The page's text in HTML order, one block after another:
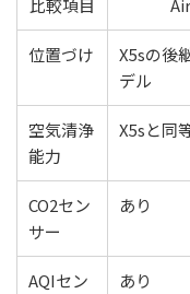
比較項目
位置づけ
X5sの後
デル
空気清浄
能力
X5sと同
CO2セン
サー
あり
AQIセン
あり